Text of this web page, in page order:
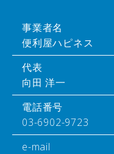
事業者名
便利屋ハピネス
代表
向田 洋一
電話番号
03-6902-9723
e-mail